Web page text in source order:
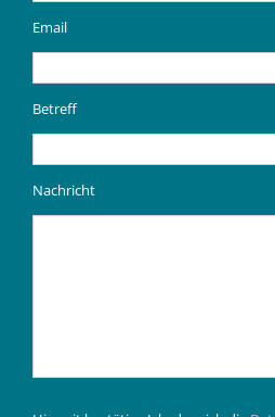
Email
Betreff
Nachricht